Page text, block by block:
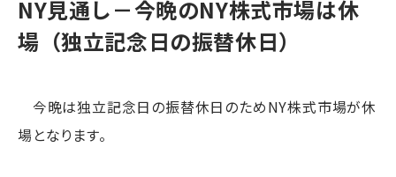
NY見通し－今晩のNY株式市場は休
場（独立記念日の振替休日）
今晩は独立記念日の振替休日のためNY株式市場が休
場となります。